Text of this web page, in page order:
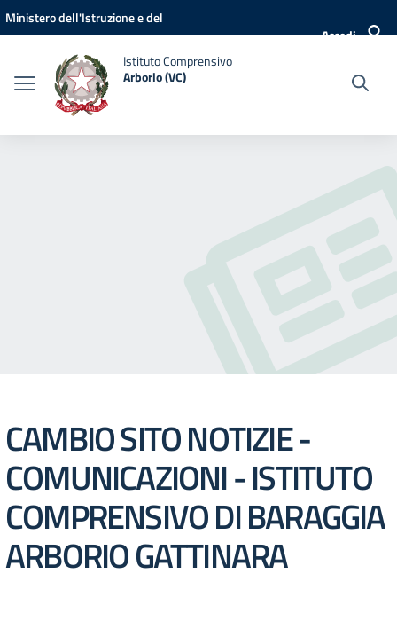
Vai ai contenuti
Vai al menu di navigazione
Vai al footer
Ministero dell'Istruzione e del
Accedi
Istituto Comprensivo
Arborio (VC)
CAMBIO SITO NOTIZIE -
COMUNICAZIONI - ISTITUTO
COMPRENSIVO DI BARAGGIA
ARBORIO GATTINARA